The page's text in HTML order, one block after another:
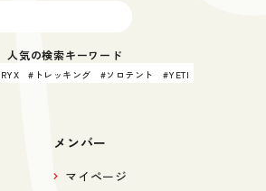
人気の検索キーワード
トレッキング ソロテント YETI
メンバー
マイページ